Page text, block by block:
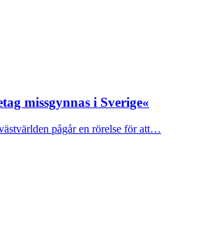
missgynnas i Sverige«
pågår en rörelse för att…